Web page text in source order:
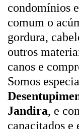
condomínios
comum o
gordura,
outros
canos e
Somos
Jandira, e
capacitados e